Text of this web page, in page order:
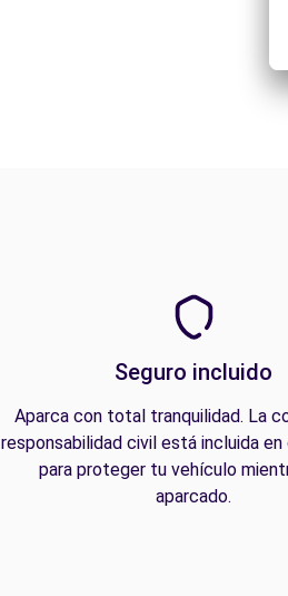
Seguro incluido
Aparca con total tranquilidad. La
responsabilidad civil está incluida en
para proteger tu vehículo
aparcado.